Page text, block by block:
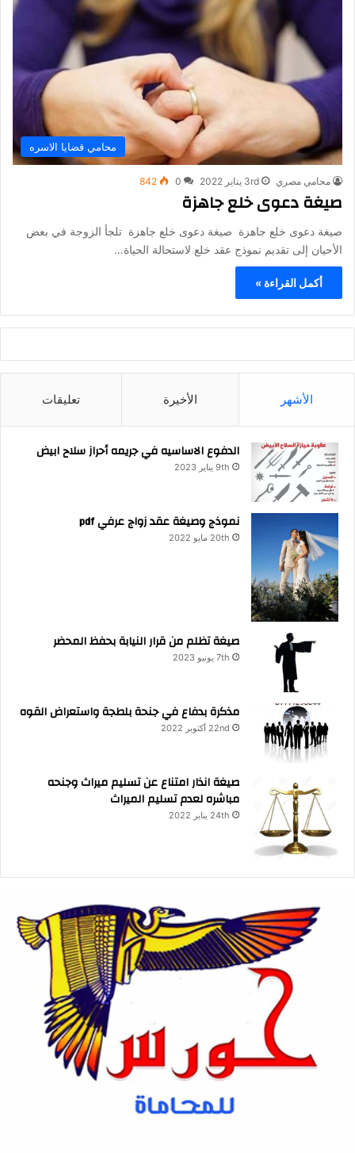
محامي قضايا الاسره
محامي مصري 3rd يناير 2022 0
842
صيغة دعوى خلع جاهزة
صيغة دعوى خلع جاهزة صيغة دعوى خلع جاهزة تلجأ الزوجة في بعض
الأحيان إلى تقديم نموذج عقد خلع لاستحالة الحياة…
أكمل القراءة »
الأشهر الأخيرة تعليقات
الدفوع الاساسيه في جريمه أحراز سلاح ابيض
9th يناير 2023
نموذج وصيغة عقد زواج عرفي pdf
20th مايو 2022
صيغة تظلم من قرار النيابة بحفظ المحضر
7th يونيو 2023
مذكرة بدفاع في جنحة بلطجة واستعراض القوه
22nd أكتوبر 2022
صيغة انذار امتناع عن تسليم ميراث وجنحه
مباشره لعدم تسليم الميراث
24th يناير 2022